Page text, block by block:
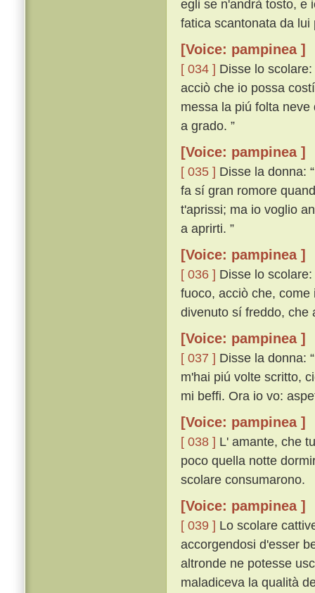
egli se n'andrà tosto, e
fatica scantonata da lui
[Voice: pampinea ]
[ 034 ] Disse lo
acciò che io possa
messa la piú folta
a grado. ”
[Voice: pampinea ]
[ 035 ] Disse la donna:
fa sí gran romore
t'aprissi; ma io voglio
a aprirti. ”
[Voice: pampinea ]
[ 036 ] Disse lo
fuoco, acciò che,
divenuto sí freddo, che
[Voice: pampinea ]
[ 037 ] Disse la donna:
m'hai piú volte scritto,
mi beffi. Ora io vo:
[Voice: pampinea ]
[ 038 ] L' amante, che
poco quella notte
scolare consumarono.
[Voice: pampinea ]
[ 039 ] Lo scolare
accorgendosi d'esser
altronde ne potesse
maladiceva la qualità